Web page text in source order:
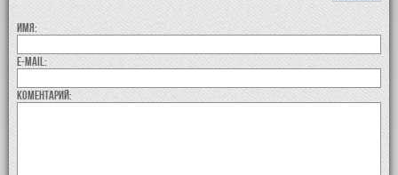
Имя:
E-MAIL:
коментарий: